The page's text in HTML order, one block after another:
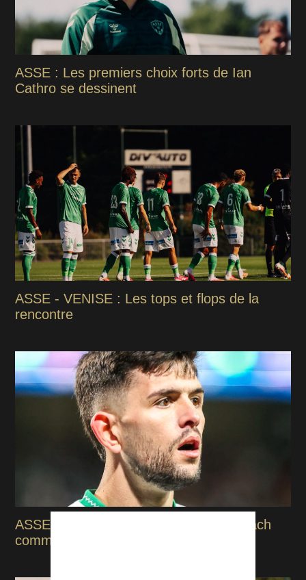
ASSE : Les premiers choix forts de Ian
Cathro se dessinent
ASSE - VENISE : Les tops et flops de la
rencontre
ASSE : "Je n'avais jamais connu un coach
comme ça"